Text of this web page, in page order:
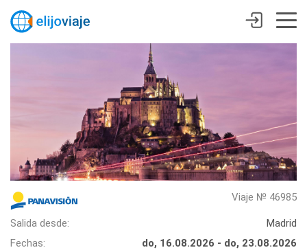
Viaje № 46985
Salida desde:
Madrid
Fechas:
do, 16.08.2026 - do, 23.08.2026